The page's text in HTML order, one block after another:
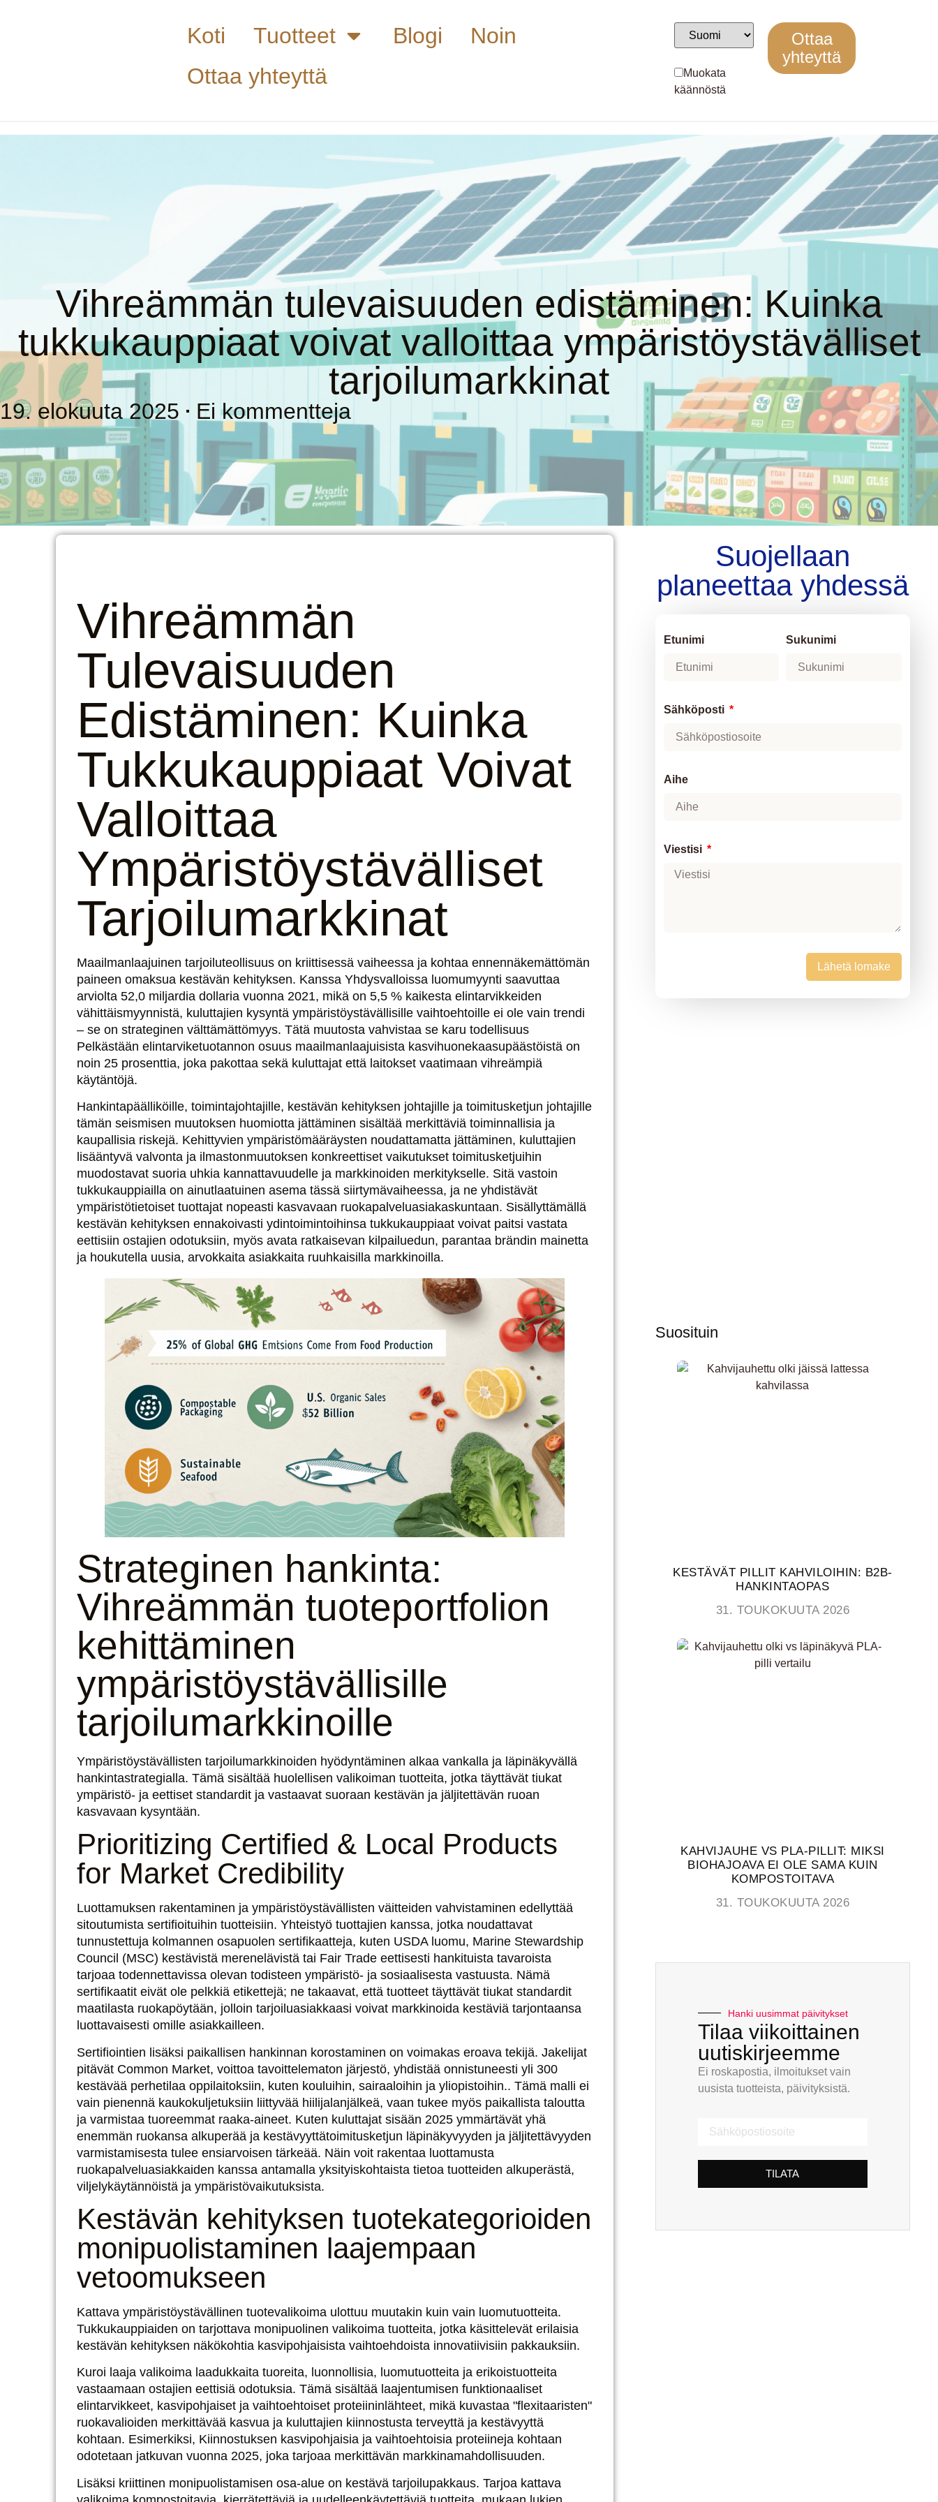
Koti Tuotteet Blogi
Noin
Ottaa yhteyttä
Muokata
käännöstä
Ottaa
yhteyttä
Vihreämmän tulevaisuuden edistäminen: Kuinka
tukkukauppiaat voivat valloittaa ympäristöystävälliset
tarjoilumarkkinat
19. elokuuta 2025 Ei kommentteja
Vihreämmän
Tulevaisuuden
Edistäminen: Kuinka
Tukkukauppiaat Voivat
Valloittaa
Ympäristöystävälliset
Tarjoilumarkkinat
Maailmanlaajuinen tarjoiluteollisuus on kriittisessä vaiheessa ja kohtaa ennennäkemättömän
paineen omaksua kestävän kehityksen. Kanssa Yhdysvalloissa luomumyynti saavuttaa
arviolta 52,0 miljardia dollaria vuonna 2021, mikä on 5,5 % kaikesta elintarvikkeiden
vähittäismyynnistä, kuluttajien kysyntä ympäristöystävällisille vaihtoehtoille ei ole vain trendi
– se on strateginen välttämättömyys. Tätä muutosta vahvistaa se karu todellisuus
Pelkästään elintarviketuotannon osuus maailmanlaajuisista kasvihuonekaasupäästöistä on
noin 25 prosenttia, joka pakottaa sekä kuluttajat että laitokset vaatimaan vihreämpiä
käytäntöjä.
Hankintapäälliköille, toimintajohtajille, kestävän kehityksen johtajille ja toimitusketjun johtajille
tämän seismisen muutoksen huomiotta jättäminen sisältää merkittäviä toiminnallisia ja
kaupallisia riskejä. Kehittyvien ympäristömääräysten noudattamatta jättäminen, kuluttajien
lisääntyvä valvonta ja ilmastonmuutoksen konkreettiset vaikutukset toimitusketjuihin
muodostavat suoria uhkia kannattavuudelle ja markkinoiden merkitykselle. Sitä vastoin
tukkukauppiailla on ainutlaatuinen asema tässä siirtymävaiheessa, ja ne yhdistävät
ympäristötietoiset tuottajat nopeasti kasvavaan ruokapalveluasiakaskuntaan. Sisällyttämällä
kestävän kehityksen ennakoivasti ydintoimintoihinsa tukkukauppiaat voivat paitsi vastata
eettisiin ostajien odotuksiin, myös avata ratkaisevan kilpailuedun, parantaa brändin mainetta
ja houkutella uusia, arvokkaita asiakkaita ruuhkaisilla markkinoilla.
Strateginen hankinta:
Vihreämmän tuoteportfolion
kehittäminen
ympäristöystävällisille
tarjoilumarkkinoille
Ympäristöystävällisten tarjoilumarkkinoiden hyödyntäminen alkaa vankalla ja läpinäkyvällä
hankintastrategialla. Tämä sisältää huolellisen valikoiman tuotteita, jotka täyttävät tiukat
ympäristö- ja eettiset standardit ja vastaavat suoraan kestävän ja jäljitettävän ruoan
kasvavaan kysyntään.
Prioritizing Certified & Local Products
for Market Credibility
Luottamuksen rakentaminen ja ympäristöystävällisten väitteiden vahvistaminen edellyttää
sitoutumista sertifioituihin tuotteisiin. Yhteistyö tuottajien kanssa, jotka noudattavat
tunnustettuja kolmannen osapuolen sertifikaatteja, kuten USDA luomu, Marine Stewardship
Council (MSC) kestävistä merenelävistä tai Fair Trade eettisesti hankituista tavaroista
tarjoaa todennettavissa olevan todisteen ympäristö- ja sosiaalisesta vastuusta. Nämä
sertifikaatit eivät ole pelkkiä etikettejä; ne takaavat, että tuotteet täyttävät tiukat standardit
maatilasta ruokapöytään, jolloin tarjoiluasiakkaasi voivat markkinoida kestäviä tarjontaansa
luottavaisesti omille asiakkailleen.
Sertifiointien lisäksi paikallisen hankinnan korostaminen on voimakas eroava tekijä. Jakelijat
pitävät Common Market, voittoa tavoittelematon järjestö, yhdistää onnistuneesti yli 300
kestävää perhetilaa oppilaitoksiin, kuten kouluihin, sairaaloihin ja yliopistoihin.. Tämä malli ei
vain pienennä kaukokuljetuksiin liittyvää hiilijalanjälkeä, vaan tukee myös paikallista taloutta
ja varmistaa tuoreemmat raaka-aineet. Kuten kuluttajat sisään 2025 ymmärtävät yhä
enemmän ruokansa alkuperää ja kestävyyttätoimitusketjun läpinäkyvyyden ja jäljitettävyyden
varmistamisesta tulee ensiarvoisen tärkeää. Näin voit rakentaa luottamusta
ruokapalveluasiakkaiden kanssa antamalla yksityiskohtaista tietoa tuotteiden alkuperästä,
viljelykäytännöistä ja ympäristövaikutuksista.
Kestävän kehityksen tuotekategorioiden
monipuolistaminen laajempaan
vetoomukseen
Kattava ympäristöystävällinen tuotevalikoima ulottuu muutakin kuin vain luomutuotteita.
Tukkukauppiaiden on tarjottava monipuolinen valikoima tuotteita, jotka käsittelevät erilaisia ​​
kestävän kehityksen näkökohtia kasvipohjaisista vaihtoehdoista innovatiivisiin pakkauksiin.
Kuroi laaja valikoima laadukkaita tuoreita, luonnollisia, luomutuotteita ja erikoistuotteita
vastaamaan ostajien eettisiä odotuksia. Tämä sisältää laajentumisen funktionaaliset
elintarvikkeet, kasvipohjaiset ja vaihtoehtoiset proteiininlähteet, mikä kuvastaa "flexitaaristen"
ruokavalioiden merkittävää kasvua ja kuluttajien kiinnostusta terveyttä ja kestävyyttä
kohtaan. Esimerkiksi, Kiinnostuksen kasvipohjaisia ​​ja vaihtoehtoisia proteiineja kohtaan
odotetaan jatkuvan vuonna 2025, joka tarjoaa merkittävän markkinamahdollisuuden.
Lisäksi kriittinen monipuolistamisen osa-alue on kestävä tarjoilupakkaus. Tarjoa kattava
Suojellaan
planeettaa yhdessä
Etunimi Sukunimi
Sähköposti
Aihe
Viestisi
Lähetä lomake
Suosituin
KESTÄVÄT PILLIT KAHVILOIHIN: B2B-
HANKINTAOPAS
31. TOUKOKUUTA 2026
KAHVIJAUHE VS PLA-PILLIT: MIKSI
BIOHAJOAVA EI OLE SAMA KUIN
KOMPOSTOITAVA
31. TOUKOKUUTA 2026
Hanki uusimmat päivitykset
Tilaa viikoittainen
uutiskirjeemme
Ei roskapostia, ilmoitukset vain
uusista tuotteista, päivityksistä.
TILATA